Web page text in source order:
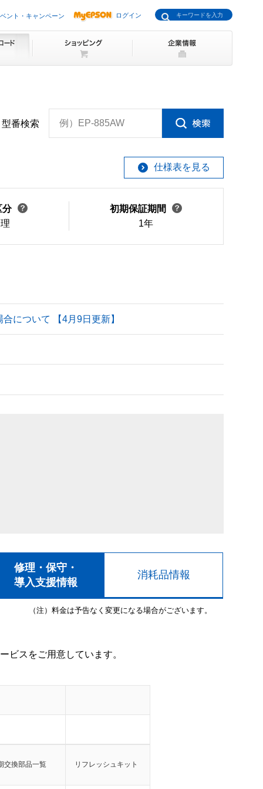
ント・キャンペーン ログイン
型番検索 例）EP-885AW
仕様表を見る
分
初期保証期間
1年
について 【4月9日更新】
修理・保守・
導入支援情報
消耗品情報
（注）料金は予告なく変更になる場合がございます。
ビスをご用意しています。
交換部品一覧 リフレッシュキット